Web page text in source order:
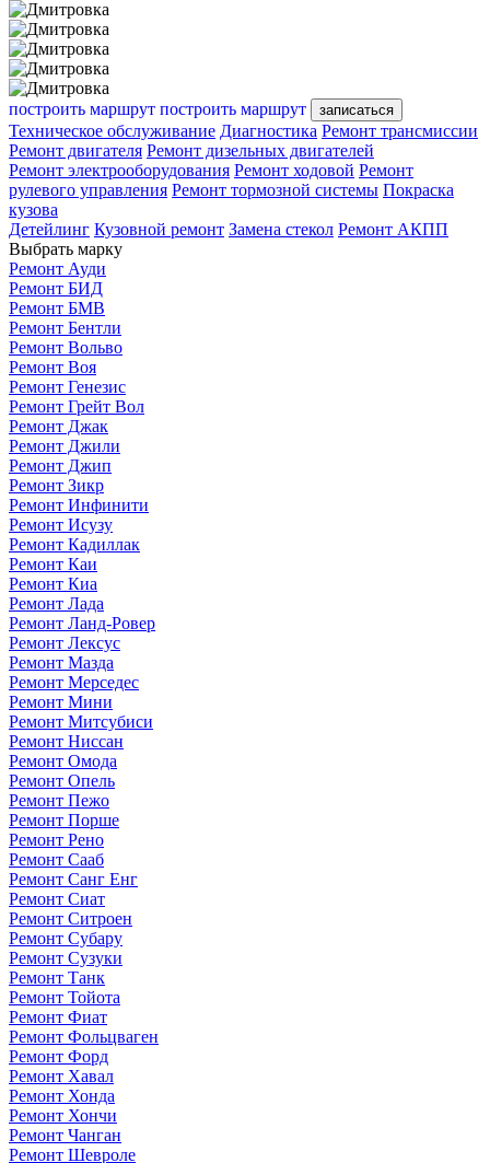
построить маршрут построить маршрут записаться
Техническое обслуживание Диагностика Ремонт трансмиссии
Ремонт двигателя Ремонт дизельных двигателей
Ремонт электрооборудования Ремонт ходовой Ремонт
рулевого управления Ремонт тормозной системы Покраска
кузова
Детейлинг Кузовной ремонт Замена стекол Ремонт АКПП
Выбрать марку
Ремонт Ауди
Ремонт БИД
Ремонт БМВ
Ремонт Бентли
Ремонт Вольво
Ремонт Воя
Ремонт Генезис
Ремонт Грейт Вол
Ремонт Джак
Ремонт Джили
Ремонт Джип
Ремонт Зикр
Ремонт Инфинити
Ремонт Исузу
Ремонт Кадиллак
Ремонт Каи
Ремонт Киа
Ремонт Лада
Ремонт Ланд-Ровер
Ремонт Лексус
Ремонт Мазда
Ремонт Мерседес
Ремонт Мини
Ремонт Митсубиси
Ремонт Ниссан
Ремонт Омода
Ремонт Опель
Ремонт Пежо
Ремонт Порше
Ремонт Рено
Ремонт Сааб
Ремонт Санг Енг
Ремонт Сиат
Ремонт Ситроен
Ремонт Субару
Ремонт Сузуки
Ремонт Танк
Ремонт Тойота
Ремонт Фиат
Ремонт Фольцваген
Ремонт Форд
Ремонт Хавал
Ремонт Хонда
Ремонт Хончи
Ремонт Чанган
Ремонт Шевроле